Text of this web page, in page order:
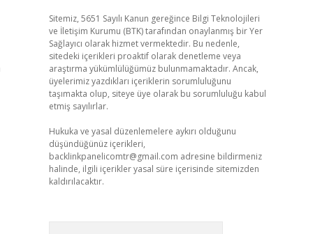
Sitemiz, 5651 Sayılı Kanun gereğince Bilgi Teknolojileri
ve İletişim Kurumu (BTK) tarafından onaylanmış bir Yer
Sağlayıcı olarak hizmet vermektedir. Bu nedenle,
sitedeki içerikleri proaktif olarak denetleme veya
araştırma yükümlülüğümüz bulunmamaktadır. Ancak,
üyelerimiz yazdıkları içeriklerin sorumluluğunu
taşımakta olup, siteye üye olarak bu sorumluluğu kabul
etmiş sayılırlar.
Hukuka ve yasal düzenlemelere aykırı olduğunu
düşündüğünüz içerikleri,
backlinkpanelicomtr@gmail.com adresine bildirmeniz
halinde, ilgili içerikler yasal süre içerisinde sitemizden
kaldırılacaktır.